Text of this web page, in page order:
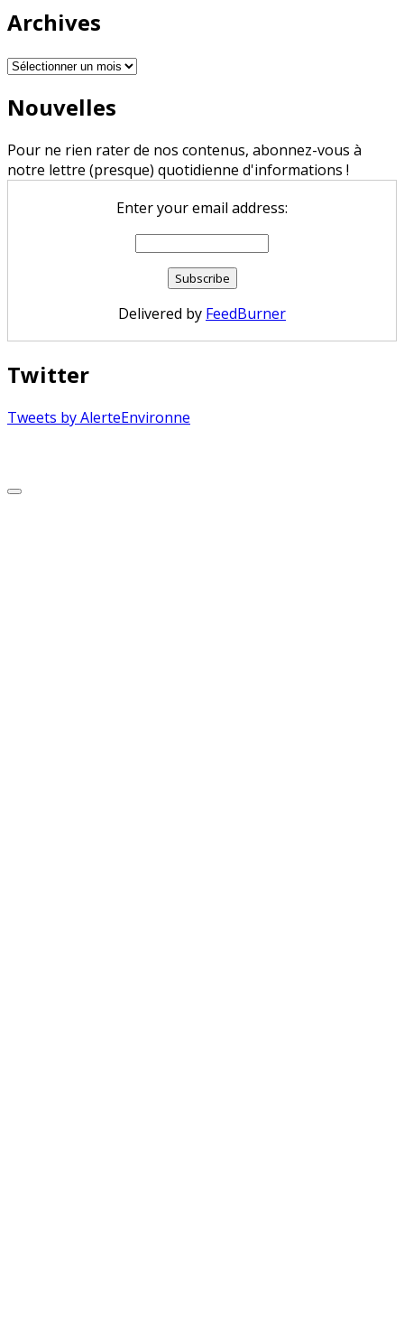
Archives
Archives
Nouvelles
Pour ne rien rater de nos contenus, abonnez-vous à
notre lettre (presque) quotidienne d'informations !
Enter your email address:
Delivered by FeedBurner
Twitter
Tweets by AlerteEnvironne
Scroll